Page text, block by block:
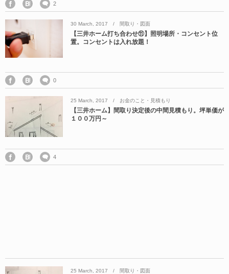
2
30 March 2017 間取り・図面
【三井ホーム打ち合わせ⑪】照明場所・コンセント位
置。コンセントは入れ放題！
0
25 March 2017 お金のこと・見積もり
【三井ホーム】間取り決定後の中間見積もり。坪単価が
１００万円～
4
25 March 2017 間取り・図面